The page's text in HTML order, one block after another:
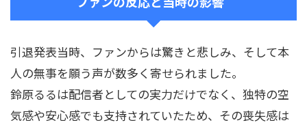
引退発表当時、ファンからは驚きと悲しみ、そして本
人の無事を願う声が数多く寄せられました。
鈴原るるは配信者としての実力だけでなく、独特の空
気感や安心感でも支持されていたため、その喪失感は